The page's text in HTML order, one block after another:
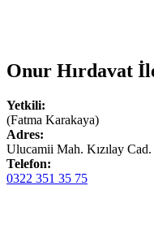
Onur Hırdavat
Yetkili:
(Fatma Karakaya)
Adres:
Ulucamii Mah. Kızılay
Telefon:
0322 351 35 75